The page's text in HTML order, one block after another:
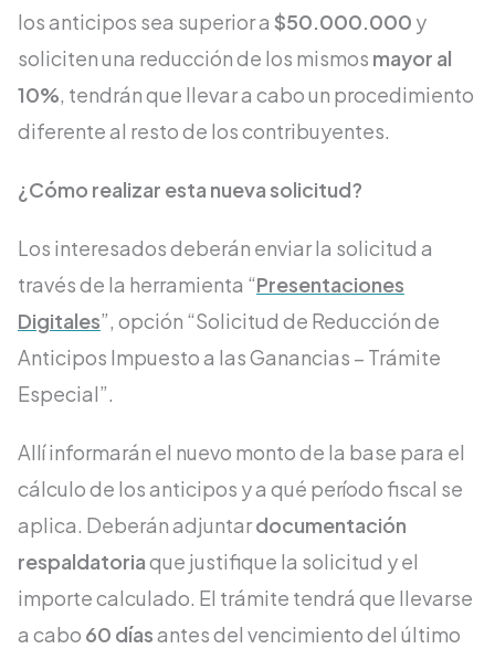
los anticipos sea superior a $50.000.000 y
soliciten una reducción de los mismos mayor al
10%, tendrán que llevar a cabo un procedimiento
diferente al resto de los contribuyentes.
¿Cómo realizar esta nueva solicitud?
Los interesados deberán enviar la solicitud a
través de la herramienta “Presentaciones
Digitales”, opción “Solicitud de Reducción de
Anticipos Impuesto a las Ganancias – Trámite
Especial”.
Allí informarán el nuevo monto de la base para el
cálculo de los anticipos y a qué período fiscal se
aplica. Deberán adjuntardocumentación
respaldatoriaque justifique la solicitud y el
importe calculado. El trámite tendrá que llevarse
a cabo 60 díasantes del vencimiento del último